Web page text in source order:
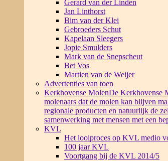
Gerard van der Linden
Jan Linthorst
Bim van der Klei
Gebroeders Schut
Kapelaan Sleegers
Jopie Smulders
Mark van de Snepscheut
Bet Vos
Martien van de Weijer
Advertenties van toen
Kerkhovense MolenDe Kerkhovense
molenaars dat de molen kan blijven
regionale producten en natuurlijk de
samenwerking met mensen met een
KVL
Het looiproces op KVL medio
100 jaar KVL
Voortgang bij de KVL 2014/5